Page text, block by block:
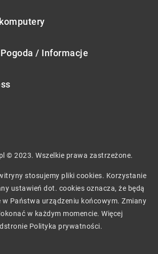
/ Informacje
© 2023. Wszelkie prawa zastrzeżone.
stosujemy pliki cookies. Korzystanie
ustawień dot. cookies oznacza, że będą
w Państwa urządzeniu końcowym. Zmiany
w każdym momencie. Więcej
Polityka prywatności.